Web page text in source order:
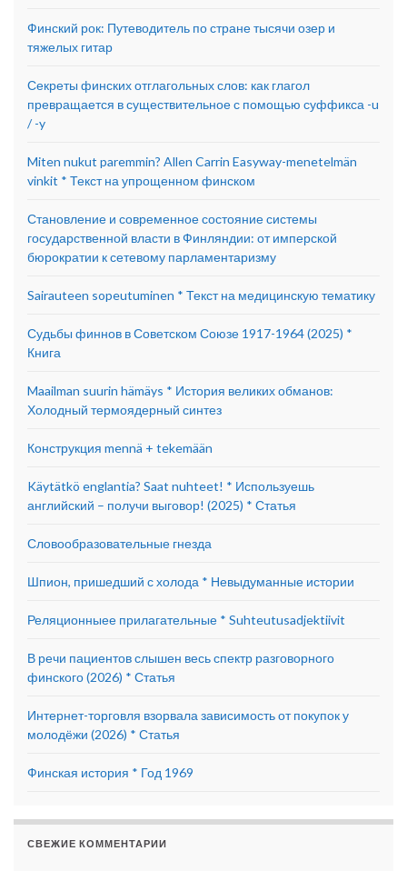
Финский рок: Путеводитель по стране тысячи озер и
тяжелых гитар
Секреты финских отглагольных слов: как глагол
превращается в существительное с помощью суффикса -u
/ -y
Miten nukut paremmin? Allen Carrin Easyway-menetelmän
vinkit * Текст на упрощенном финском
Становление и современное состояние системы
государственной власти в Финляндии: от имперской
бюрократии к сетевому парламентаризму
Sairauteen sopeutuminen * Текст на медицинскую тематику
Судьбы финнов в Советском Союзе 1917-1964 (2025) *
Книга
Maailman suurin hämäys * История великих обманов:
Холодный термоядерный синтез
Конструкция mennä + tekemään
Käytätkö englantia? Saat nuhteet! * Используешь
английский – получи выговор! (2025) * Статья
Словообразовательные гнезда
Шпион, пришедший с холода * Невыдуманные истории
Реляционныее прилагательные * Suhteutusadjektiivit
В речи пациентов слышен весь спектр разговорного
финского (2026) * Статья
Интернет-торговля взорвала зависимость от покупок у
молодёжи (2026) * Статья
Финская история * Год 1969
СВЕЖИЕ КОММЕНТАРИИ